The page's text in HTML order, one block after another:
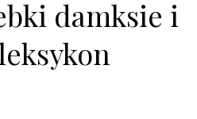
damksie i